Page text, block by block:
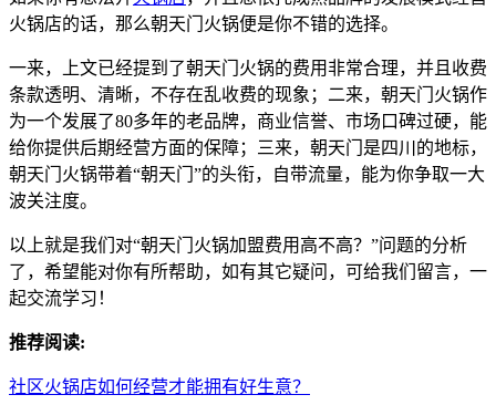
火锅店的话，那么朝天门火锅便是你不错的选择。
一来，上文已经提到了朝天门火锅的费用非常合理，并且收费
条款透明、清晰，不存在乱收费的现象；二来，朝天门火锅作
为一个发展了80多年的老品牌，商业信誉、市场口碑过硬，能
给你提供后期经营方面的保障；三来，朝天门是四川的地标，
朝天门火锅带着“朝天门”的头衔，自带流量，能为你争取一大
波关注度。
以上就是我们对“朝天门火锅加盟费用高不高？”问题的分析
了，希望能对你有所帮助，如有其它疑问，可给我们留言，一
起交流学习！
推荐阅读:
社区火锅店如何经营才能拥有好生意？